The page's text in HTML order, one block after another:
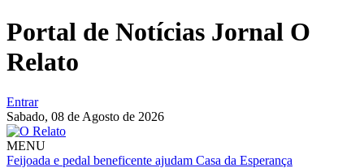
Portal de Notícias Jornal O
Relato
Entrar
Sabado, 08 de Agosto de 2026
MENU
Feijoada e pedal beneficente ajudam Casa da Esperança